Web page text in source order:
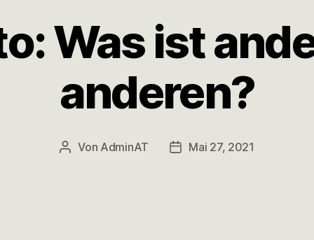
Was ist
anderen?
Von AdminAT Mai 27, 2021